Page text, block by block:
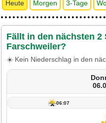
Heute Morgen 3-Tage
Fällt in den nächsten
Farschweiler?
☀️ Kein Niederschlag in den
06:07